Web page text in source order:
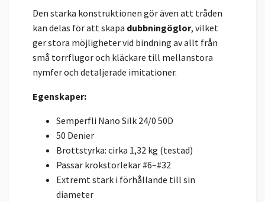
Den starka konstruktionen gör även att tråden
kan delas för att skapa dubbningöglor, vilket
ger stora möjligheter vid bindning av allt från
små torrflugor och kläckare till mellanstora
nymfer och detaljerade imitationer.
Egenskaper:
Semperfli Nano Silk 24/0 50D
50 Denier
Brottstyrka: cirka 1,32 kg (testad)
Passar krokstorlekar #6–#32
Extremt stark i förhållande till sin
diameter